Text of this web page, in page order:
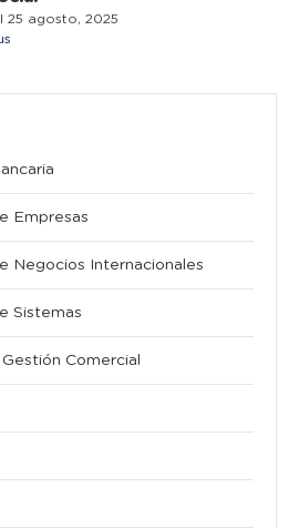
25 agosto, 2025
Empresas
Negocios Internacionales
Sistemas
Comercial